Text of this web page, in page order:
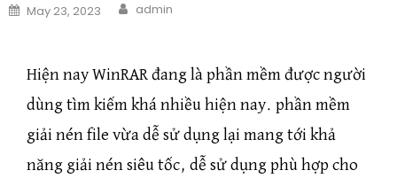
Posted on
May 23, 2023 Author
admin
Hiện nay WinRAR đang là phần mềm được người
dùng tìm kiếm khá nhiều hiện nay. phần mềm
giải nén file vừa dễ sử dụng lại mang tới khả
năng giải nén siêu tốc, dễ sử dụng phù hợp cho